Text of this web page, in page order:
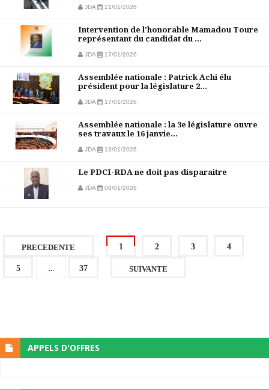
JDA 21/01/2026
Intervention de l'honorable Mamadou Toure
représentant du candidat du ...
JDA 17/01/2026
Assemblée nationale : Patrick Achi élu
président pour la législature 2...
JDA 17/01/2026
Assemblée nationale : la 3e législature ouvre
ses travaux le 16 janvie...
JDA 13/01/2026
Le PDCI-RDA ne doit pas disparaitre
JDA 08/01/2026
PRECEDENTE 1 2 3 4
5 ... 37 SUIVANTE
APPELS D'OFFRES